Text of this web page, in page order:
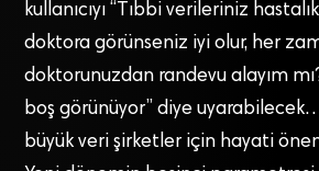
kullanıcıyı “Tıbbi verileriniz
doktora görünseniz iyi olur, her
doktorunuzdan randevu alayım mı?
boş görünüyor” diye uyarabilecek…
büyük veri şirketler için hayati